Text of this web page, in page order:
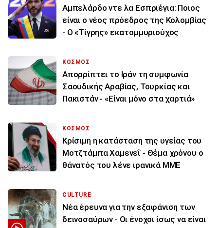
Αμπελάρδο ντε λα Εσπριέγια: Ποιος
είναι ο νέος πρόεδρος της Κολομβίας
- Ο «Τίγρης» εκατομμυριούχος
ΚΟΣΜΟΣ
Απορρίπτει το Ιράν τη συμφωνία
Σαουδικής Αραβίας, Τουρκίας και
Πακιστάν - «Είναι μόνο στα χαρτιά»
ΚΟΣΜΟΣ
Κρίσιμη η κατάσταση της υγείας του
Μοτζτάμπα Χαμενεΐ - Θέμα χρόνου ο
θάνατός του λένε ιρανικά ΜΜΕ
CULTURE
Νέα έρευνα για την εξαφάνιση των
δεινοσαύρων - Οι ένοχοι ίσως να είναι